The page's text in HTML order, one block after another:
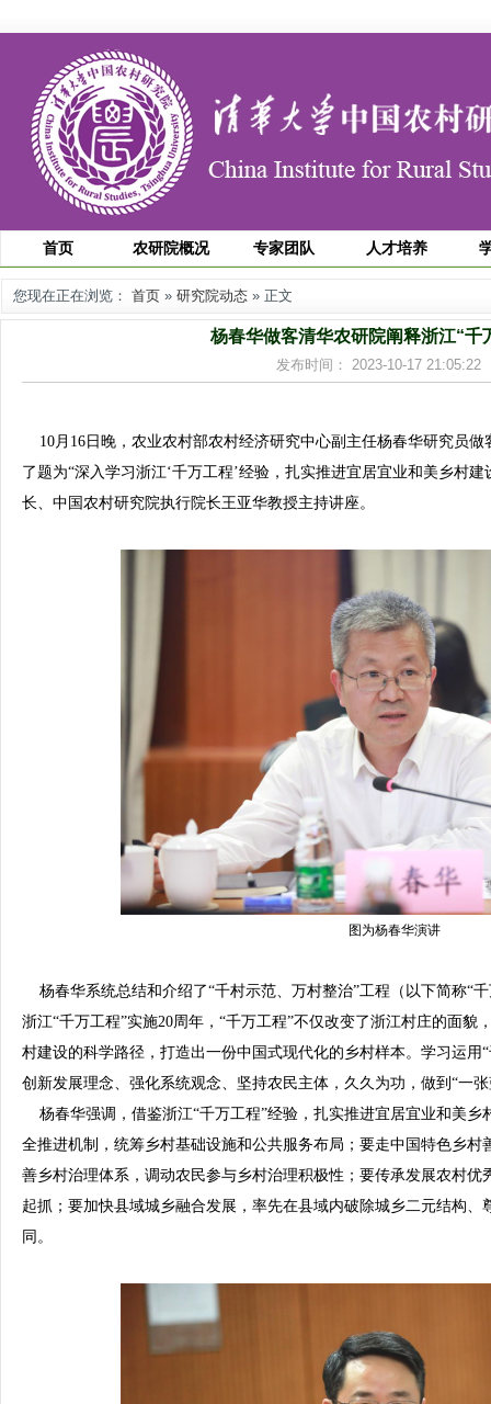
首页 农研院概况 专家团队 人才培养
您现在正在浏览： 首页 » 研究院动态 » 正文
杨春华做客清华农研院阐释浙江“千
发布时间： 2023-10-17
10月16日晚，农业农村部农村经济研究中心副主任杨春华研究员做
了题为“深入学习浙江‘千万工程’经验，扎实推进宜居宜业和美乡村
长、中国农村研究院执行院长王亚华教授主持讲座。
图为杨春华演讲
杨春华系统总结和介绍了“千村示范、万村整治”工程（以下简称“
浙江“千万工程”实施20周年，“千万工程”不仅改变了浙江村庄的面貌
村建设的科学路径，打造出一份中国式现代化的乡村样本。学习运用
创新发展理念、强化系统观念、坚持农民主体，久久为功，做到“一
杨春华强调，借鉴浙江“千万工程”经验，扎实推进宜居宜业和美乡
全推进机制，统筹乡村基础设施和公共服务布局；要走中国特色乡
善乡村治理体系，调动农民参与乡村治理积极性；要传承发展农村
起抓；要加快县域城乡融合发展，率先在县域内破除城乡二元结构
同。